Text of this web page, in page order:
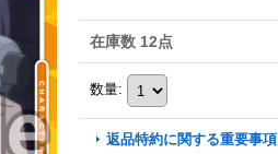
在庫数 12点
数量:
返品特約に関する重要事項